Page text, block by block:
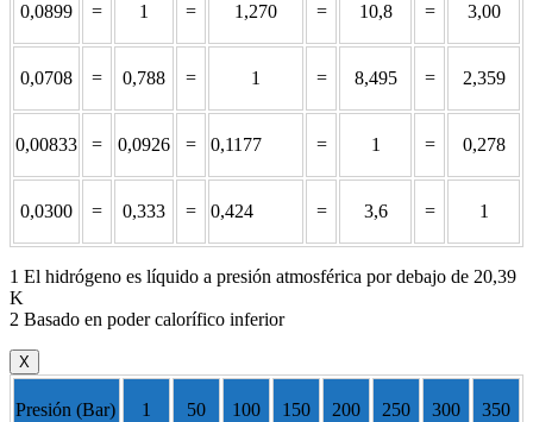
0,0899 = 1 = 1,270 = 10,8 = 3,00
0,0708 = 0,788 = 1 = 8,495 = 2,359
0,00833 = 0,0926 = 0,1177 = 1 = 0,278
0,0300 = 0,333 = 0,424 = 3,6 = 1
1 El hidrógeno es líquido a presión atmosférica por debajo de 20,39
K
2 Basado en poder calorífico inferior
X
Presión (Bar) 1 50 100 150 200 250 300 350